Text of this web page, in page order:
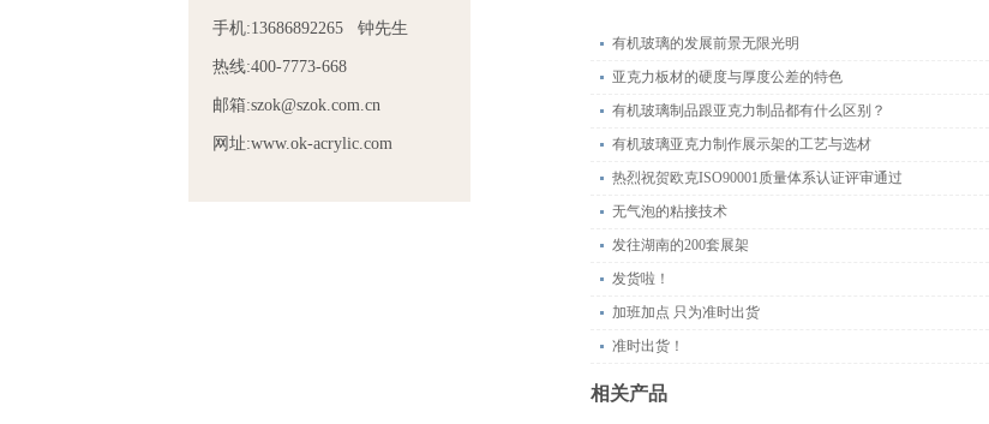
手机:13686892265 钟先生
热线:400-7773-668
邮箱:szok@szok.com.cn
网址:www.ok-acrylic.com
有机玻璃的发展前景无限光明
亚克力板材的硬度与厚度公差的特色
有机玻璃制品跟亚克力制品都有什么区别？
有机玻璃亚克力制作展示架的工艺与选材
热烈祝贺欧克ISO90001质量体系认证评审通过
无气泡的粘接技术
发往湖南的200套展架
发货啦！
加班加点 只为准时出货
准时出货！
相关产品